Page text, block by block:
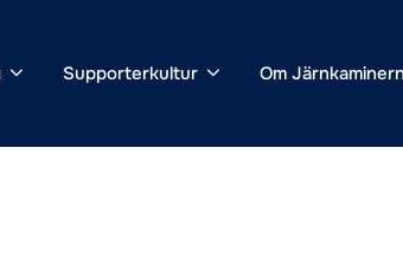
Supporterkultur Om